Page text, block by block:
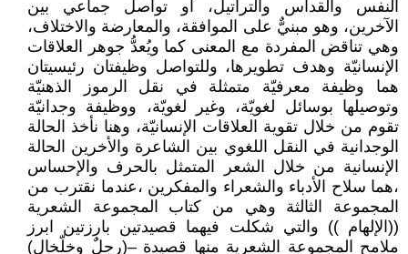
النفس والقداس والتراتيل، أو تواصل جماعي بين
الآخرين، وهو مبنيٌّ على الموافقة، والمعارضة والاختلاف،
وهي تناقض المفردة مع المعنى كما ويُعدُّ جوهر العلاقات
الإنسانيّة وهدف تطويرها، وللتواصل وظيفتان رئيسيتان
هما وظيفة معرفيّة متمثلة في نقل الرموز الذهنيّة
وتوصيلها بوسائل لغويّة، وغير لغويّة، ووظيفة وجدانيّة
تقوم من خلال تقوية العلاقات الإنسانيّة، وهنا نأخذ الحالة
الوجدانية في النقل اللغوي بين الشاعرة والأخرين الحالة
الإنسانية من خلال الشعر المتمثل بالحرف والإحساس
،هما سلاح الأدباء والشعراء والمفكرين ،عندما نقترب من
المجموعة الثالثة وهي من كتاب المجموعة الشعرية
((الإلهام )) والتي شكلت فيهما قصيدتين بارزتين ابرز
ملامح المجموعة الشعرية منها قصيدة –(رجلٌ وخلّخال)